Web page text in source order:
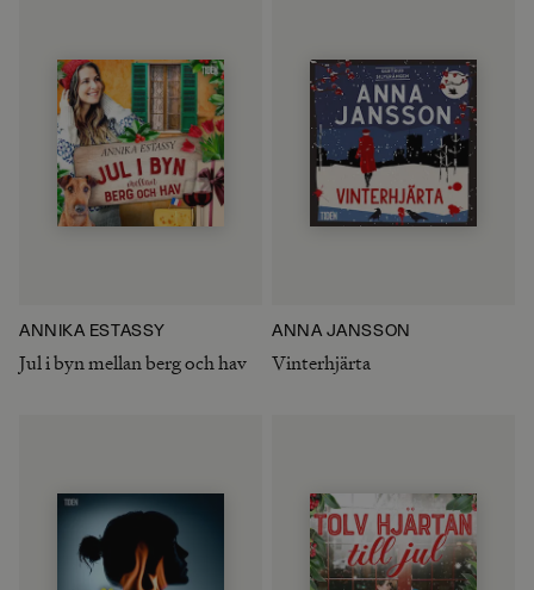
ANNIKA ESTASSY
Jul i byn mellan berg och hav
ANNA JANSSON
Vinterhjärta